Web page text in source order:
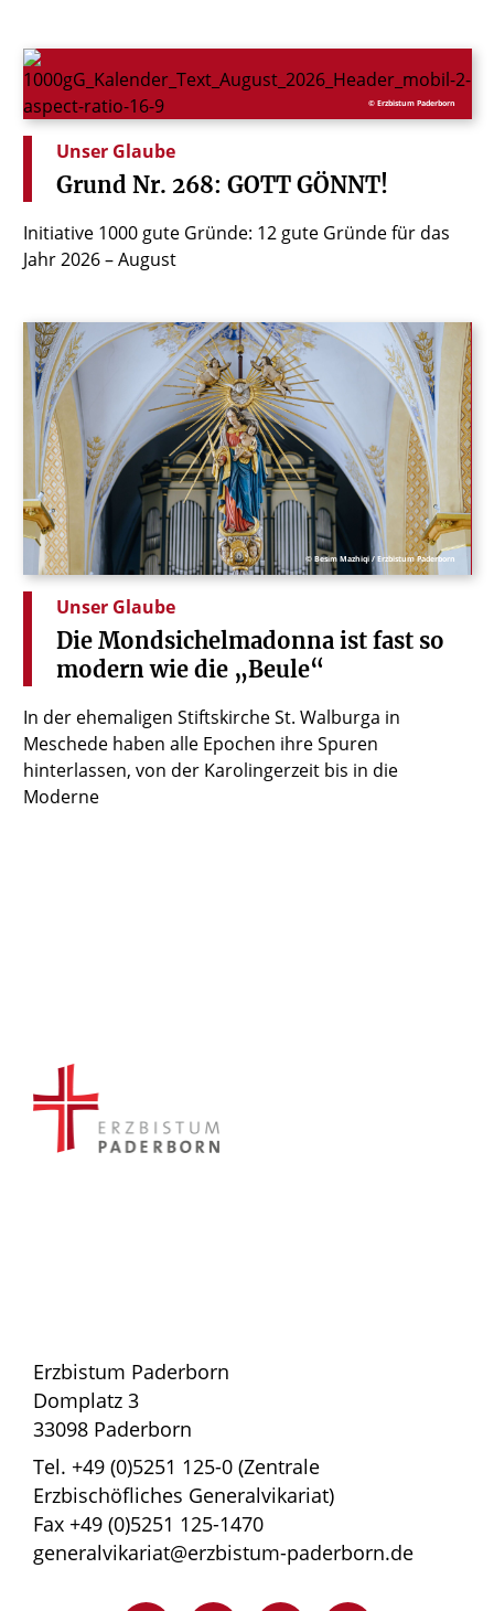
© Erzbistum Paderborn
Unser Glaube
Grund Nr. 268: GOTT GÖNNT!
Initiative 1000 gute Gründe: 12 gute Gründe für das
Jahr 2026 – August
© Besim Mazhiqi / Erzbistum Paderborn
Unser Glaube
Die Mondsichelmadonna ist fast so
modern wie die „Beule“
In der ehemaligen Stiftskirche St. Walburga in
Meschede haben alle Epochen ihre Spuren
hinterlassen, von der Karolingerzeit bis in die
Moderne
Erzbistum Paderborn
Domplatz 3
33098 Paderborn
Tel. +49 (0)5251 125-0 (Zentrale
Erzbischöfliches Generalvikariat)
Fax +49 (0)5251 125-1470
generalvikariat@erzbistum-paderborn.de